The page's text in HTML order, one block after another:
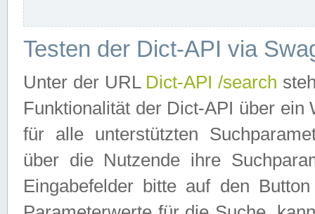
Testen der Dict-API via
Unter der URL Dict-API /search
Funktionalität der Dict-API über
für alle unterstützten
über die Nutzende ihre
Eingabefelder bitte auf den